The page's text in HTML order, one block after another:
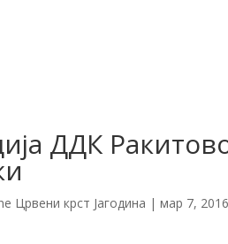
ДДК
Црвени крст Јагодина |мар 7, 2016